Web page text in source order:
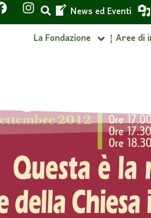
News ed Eventi
La Fondazione Aree di